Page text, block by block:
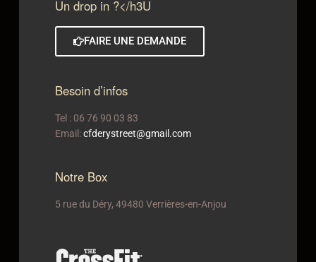
Un drop in ?</h3U
FAIRE UNE DEMANDE
Besoin d’infos
Tel : 06 76 90 03 83
Email:cfderystreet@gmail.com
Notre Box
5 rue du Déry, 49480 Verrières-en-Anjou